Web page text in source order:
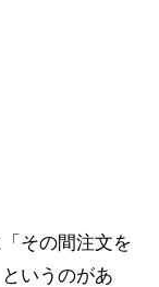
その間注文を
いうのがあ